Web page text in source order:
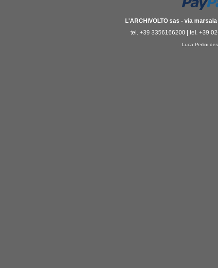
L'ARCHIVOLTO sas - via
tel. +39 3356166200 | tel. +39
Luca Perlini